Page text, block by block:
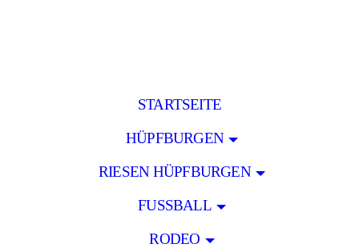
STARTSEITE
HÜPFBURGEN
RIESEN HÜPFBURGEN
FUSSBALL
RODEO